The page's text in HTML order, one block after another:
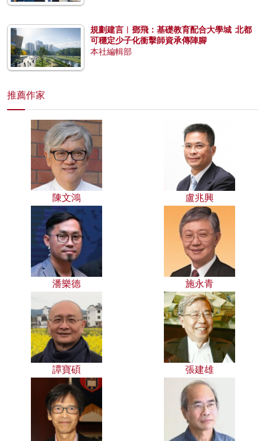
規劃建言︱鄧飛：基礎教育配合大學城 北都
可穩定少子化衝擊師資承傳陣腳
本社編輯部
推薦作家
陳文鴻 盧兆興
潘樂德 施永青
譚寶碩 張建雄